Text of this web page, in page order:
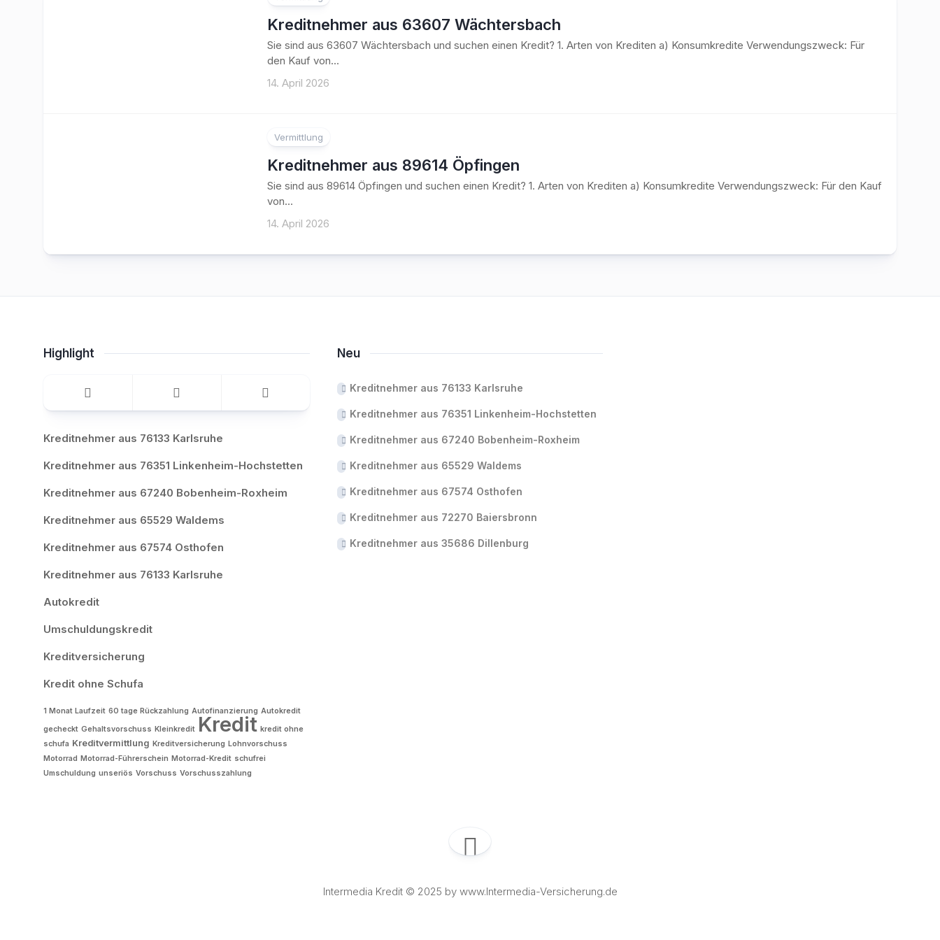
Kreditnehmer aus 63607 Wächtersbach
Sie sind aus 63607 Wächtersbach und suchen einen Kredit? 1. Arten von Krediten a) Konsumkredite Verwendungszweck: Für
den Kauf von...
14. April 2026
Vermittlung
Kreditnehmer aus 89614 Öpfingen
Sie sind aus 89614 Öpfingen und suchen einen Kredit? 1. Arten von Krediten a) Konsumkredite Verwendungszweck: Für den Kauf
von...
14. April 2026
Highlight
Kreditnehmer aus 76133 Karlsruhe
Kreditnehmer aus 76351 Linkenheim-Hochstetten
Kreditnehmer aus 67240 Bobenheim-Roxheim
Kreditnehmer aus 65529 Waldems
Kreditnehmer aus 67574 Osthofen
Kreditnehmer aus 76133 Karlsruhe
Autokredit
Umschuldungskredit
Kreditversicherung
Kredit ohne Schufa
1 Monat Laufzeit 60 tage Rückzahlung Autofinanzierung Autokredit
gecheckt Gehaltsvorschuss Kleinkredit Kredit kredit ohne
schufa Kreditvermittlung Kreditversicherung Lohnvorschuss
Motorrad Motorrad-Führerschein Motorrad-Kredit schufrei
Umschuldung unseriös Vorschuss Vorschusszahlung
Neu
Kreditnehmer aus 76133 Karlsruhe
Kreditnehmer aus 76351 Linkenheim-Hochstetten
Kreditnehmer aus 67240 Bobenheim-Roxheim
Kreditnehmer aus 65529 Waldems
Kreditnehmer aus 67574 Osthofen
Kreditnehmer aus 72270 Baiersbronn
Kreditnehmer aus 35686 Dillenburg
Intermedia Kredit © 2025 by www.Intermedia-Versicherung.de